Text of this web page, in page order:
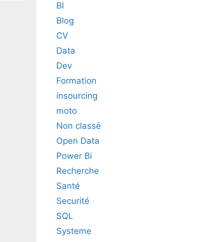
BI
Blog
CV
Data
Dev
Formation
insourcing
moto
Non classé
Open Data
Power Bi
Recherche
Santé
Securité
SQL
Systeme